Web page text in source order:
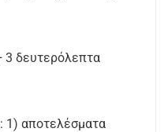
3 δευτερόλεπτα
1) αποτελέσματα